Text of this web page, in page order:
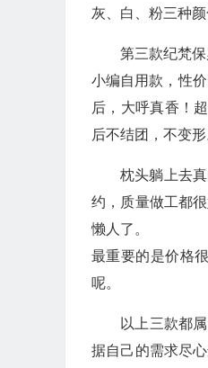
灰、白、粉三种颜
第三款纪梵
小编自用款，性
后，大呼真香！
后不结团，不变形
枕头躺上去
约，质量做工都
懒人了。
最重要的是价格
呢。
以上三款都
据自己的需求尽